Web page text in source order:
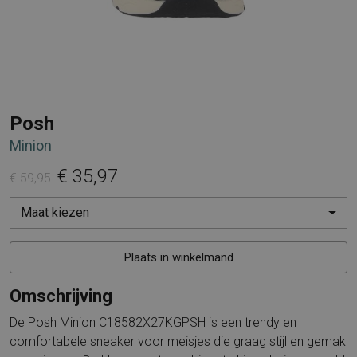
Posh
Minion
€ 59,95 € 35,97
Maat kiezen
Plaats in winkelmand
Omschrijving
De Posh Minion C18582X27KGPSH is een trendy en
comfortabele sneaker voor meisjes die graag stijl en gemak